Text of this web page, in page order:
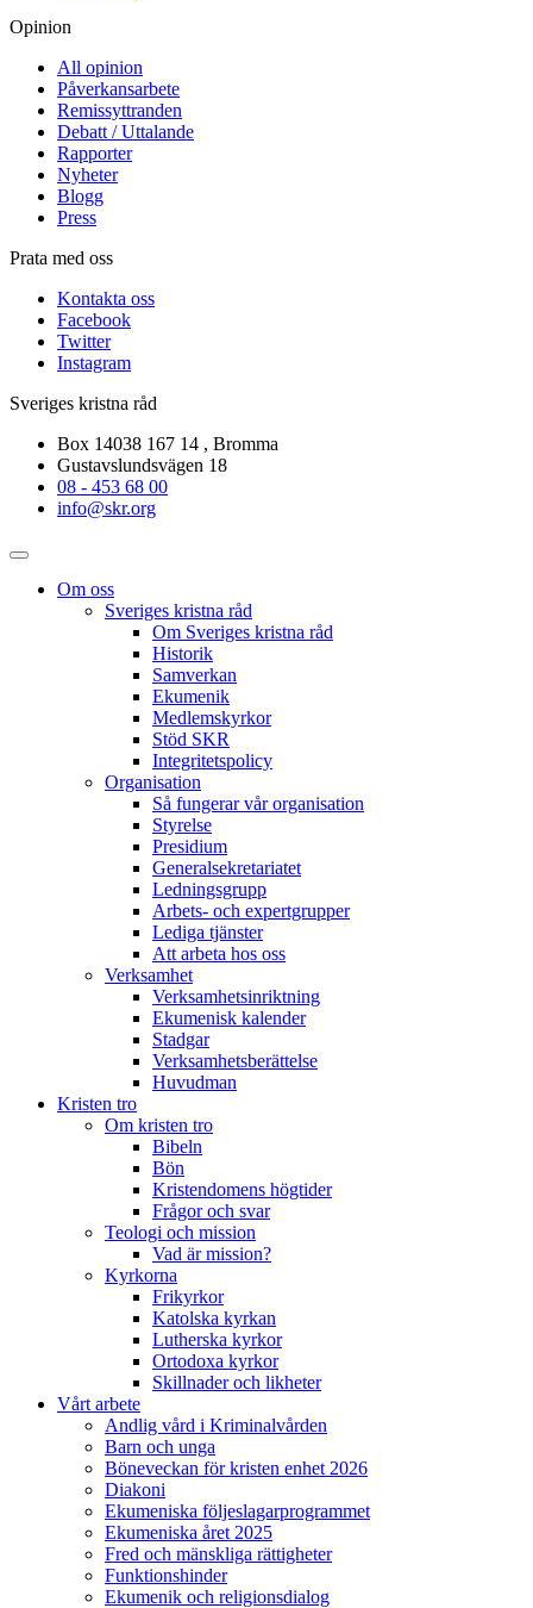
Opinion
All opinion
Påverkansarbete
Remissyttranden
Debatt / Uttalande
Rapporter
Nyheter
Blogg
Press
Prata med oss
Kontakta oss
Facebook
Twitter
Instagram
Sveriges kristna råd
Box 14038 167 14 , Bromma
Gustavslundsvägen 18
08 - 453 68 00
info@skr.org
Om oss
Sveriges kristna råd
Om Sveriges kristna råd
Historik
Samverkan
Ekumenik
Medlemskyrkor
Stöd SKR
Integritetspolicy
Organisation
Så fungerar vår organisation
Styrelse
Presidium
Generalsekretariatet
Ledningsgrupp
Arbets- och expertgrupper
Lediga tjänster
Att arbeta hos oss
Verksamhet
Verksamhetsinriktning
Ekumenisk kalender
Stadgar
Verksamhetsberättelse
Huvudman
Kristen tro
Om kristen tro
Bibeln
Bön
Kristendomens högtider
Frågor och svar
Teologi och mission
Vad är mission?
Kyrkorna
Frikyrkor
Katolska kyrkan
Lutherska kyrkor
Ortodoxa kyrkor
Skillnader och likheter
Vårt arbete
Andlig vård i Kriminalvården
Barn och unga
Böneveckan för kristen enhet 2026
Diakoni
Ekumeniska följeslagarprogrammet
Ekumeniska året 2025
Fred och mänskliga rättigheter
Funktionshinder
Ekumenik och religionsdialog